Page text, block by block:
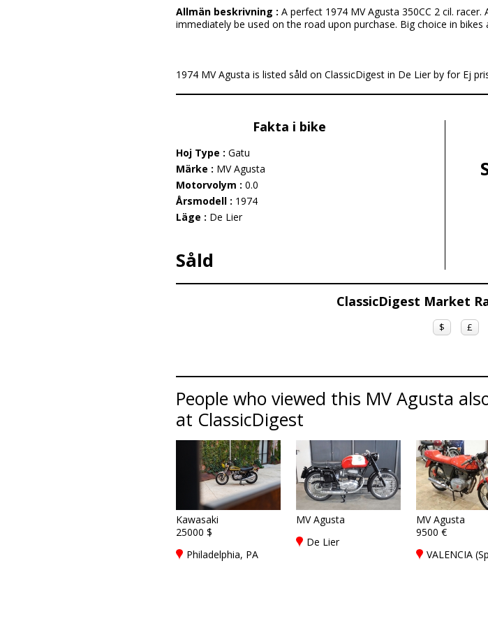
Allmän beskrivning : A perfect 1974 MV Agusta 350CC 2 cil.
immediately be used on the road upon purchase. Big choice in
1974 MV Agusta is listed såld on ClassicDigest in De Lier by for Ej
Fakta i bike
Hoj Type : Gatu
Märke : MV Agusta
Motorvolym : 0.0
Årsmodell : 1974
Läge : De Lier
Såld
ClassicDigest Market
$ £
People who viewed this MV Agusta
at ClassicDigest
Kawasaki
25000 $
Philadelphia, PA
MV Agusta
De Lier
MV Agusta
9500 €
VALENCIA